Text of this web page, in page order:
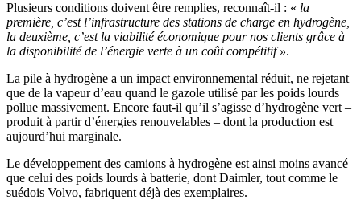
Plusieurs conditions doivent être remplies, reconnaît-il : « la
première, c’est l’infrastructure des stations de charge en hydrogène,
la deuxième, c’est la viabilité économique pour nos clients grâce à
la disponibilité de l’énergie verte à un coût compétitif ».
La pile à hydrogène a un impact environnemental réduit, ne rejetant
que de la vapeur d’eau quand le gazole utilisé par les poids lourds
pollue massivement. Encore faut-il qu’il s’agisse d’hydrogène vert –
produit à partir d’énergies renouvelables – dont la production est
aujourd’hui marginale.
Le développement des camions à hydrogène est ainsi moins avancé
que celui des poids lourds à batterie, dont Daimler, tout comme le
suédois Volvo, fabriquent déjà des exemplaires.